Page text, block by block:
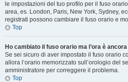
le impostazioni del tuo profilo per il fuso
area, es. London, Paris, New York, Sydney,
registrati possono cambiare il fuso orario e
Top
Ho cambiato il fuso orario ma l’ora è
Se sei sicuro di aver impostato il fuso orario
allora l’orario memorizzato sull’orologio del
amministratore per correggere il problema.
Top